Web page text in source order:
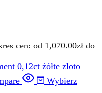
cen: od 1,070.00zł do
Wybierz